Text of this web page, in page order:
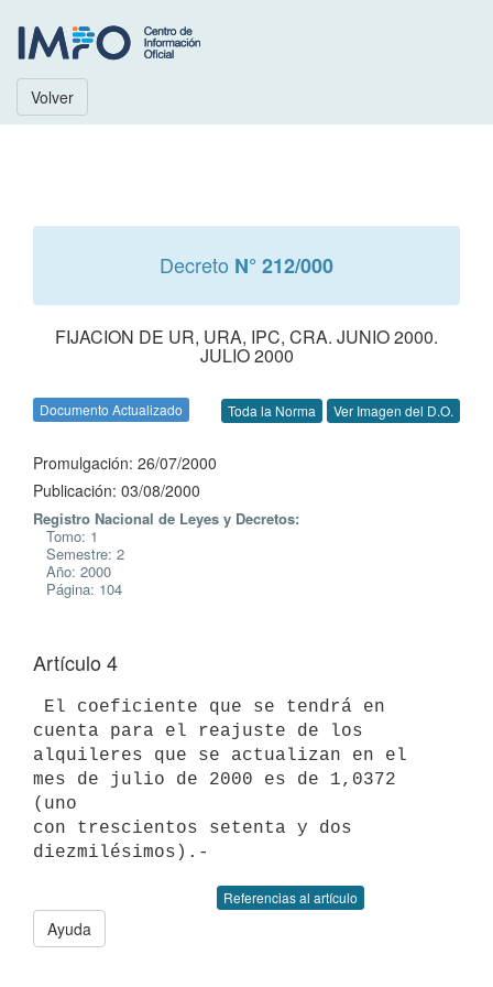
Volver
Decreto N° 212/000
FIJACION DE UR, URA, IPC, CRA. JUNIO 2000.
JULIO 2000
Documento Actualizado Toda la Norma Ver Imagen del D.O.
Promulgación: 26/07/2000
Publicación: 03/08/2000
Registro Nacional de Leyes y Decretos:
Tomo: 1
Semestre: 2
Año: 2000
Página: 104
Artículo 4
cuenta para el reajuste de los
alquileres que se actualizan en el
mes de julio de 2000 es de 1,0372
(uno
con trescientos setenta y dos
Referencias al artículo
Ayuda